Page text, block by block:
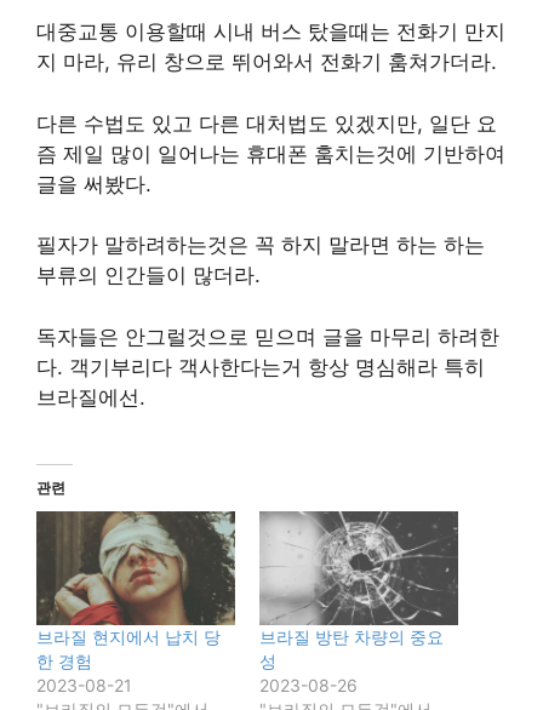
대중교통 이용할때 시내 버스 탔을때는 전화기 만지
지 마라, 유리 창으로 뛰어와서 전화기 훔쳐가더라.
다른 수법도 있고 다른 대처법도 있겠지만, 일단 요
즘 제일 많이 일어나는 휴대폰 훔치는것에 기반하여
글을 써봤다.
필자가 말하려하는것은 꼭 하지 말라면 하는 하는
부류의 인간들이 많더라.
독자들은 안그럴것으로 믿으며 글을 마무리 하려한
다. 객기부리다 객사한다는거 항상 명심해라 특히
브라질에선.
관련
브라질 현지에서 납치 당
한 경험
2023-08-21
브라질 방탄 차량의 중요
성
2023-08-26